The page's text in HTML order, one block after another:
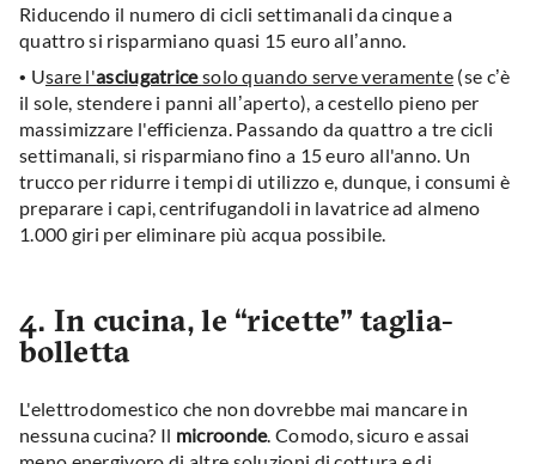
Riducendo il numero di cicli settimanali da cinque a
quattro si risparmiano quasi 15 euro all’anno.
• Usare l'asciugatricesolo quando serve veramente (se c’è
il sole, stendere i panni all’aperto), a cestello pieno per
massimizzare l'efficienza. Passando da quattro a tre cicli
settimanali, si risparmiano fino a 15 euro all'anno. Un
trucco per ridurre i tempi di utilizzo e, dunque, i consumi è
preparare i capi, centrifugandoli in lavatrice ad almeno
1.000 giri per eliminare più acqua possibile.
4. In cucina, le “ricette” taglia-
bolletta
L'elettrodomestico che non dovrebbe mai mancare in
nessuna cucina? Il microonde. Comodo, sicuro e assai